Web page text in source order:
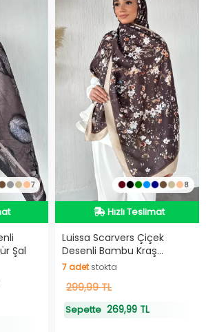
7
Şal
8
Hızlı Teslimat
Hızlı Teslimat
Luissa Scarvers Çiçek
Desenli Bambu Kraş
Tesettür Şal
7adetstokta
7adetstokta
299,99 TL
Sepette 269,99 TL